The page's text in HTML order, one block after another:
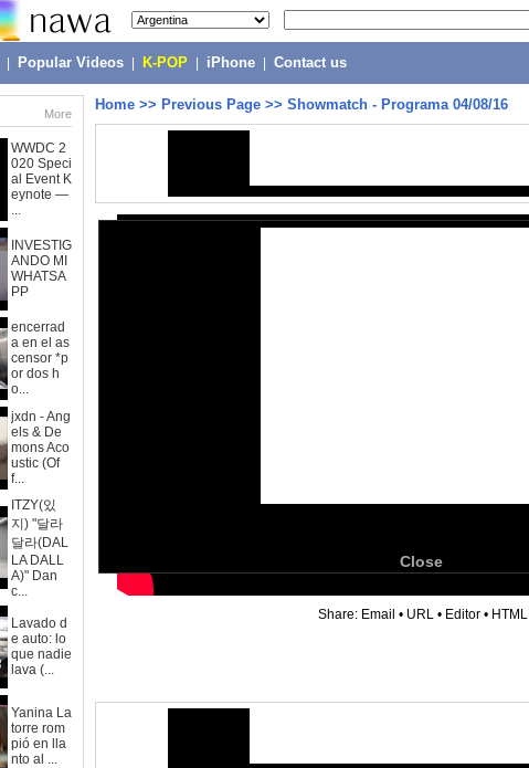
Popular Videos K-POP iPhone Contact us
More
WWDC 2
020 Speci
al Event K
eynote —
...
INVESTIG
ANDO MI
WHATSA
PP
encerrad
a en el as
censor *p
or dos h
o...
jxdn - Ang
els & De
mons Aco
ustic (Of
f...
ITZY(있
지) "달라
달라(DAL
LA DALL
A)" Dan
c...
Lavado d
e auto: lo
que nadie
lava (...
Yanina La
torre rom
pió en lla
nto al ...
Home >> Previous Page >> Showmatch - Programa 04/08/16
Close
Share: Email • URL • Editor • HTML